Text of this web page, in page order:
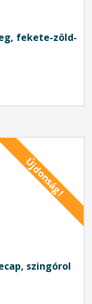
fekete-zöld-
Újdonság!
szingórol